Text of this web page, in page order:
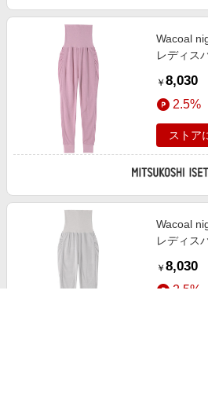
Wacoal
レディス
￥ 8,030
2.5%
ストア
Wacoal
レディス
￥ 8,030
2.5%